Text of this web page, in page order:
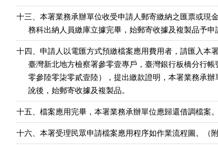
十三、本署業務承辦單位收受申請人郵寄繳納之匯票或現
務科出納人員繳庫立據完畢，始郵寄收據及複製品予申
十四、申請人以電匯方式預繳檔案應用費用者，請匯入本
臺灣新北地方檢察署參零壹專戶，臺灣銀行板橋分行
零參陸零柒零貳壹陸），提出繳款證明，本署業務承
      訛後，始郵寄收據及複製品。
十五、檔案應用完畢，本署業務承辦單位應歸還借調檔案
十六、本署受理民眾申請檔案應用程序如作業流程圖。（